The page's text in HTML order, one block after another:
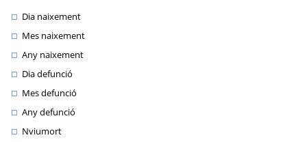
Dia naixement
Mes naixement
Any naixement
Dia defunció
Mes defunció
Any defunció
Nviumort